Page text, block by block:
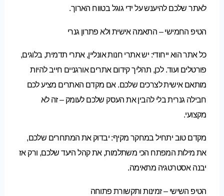
לאתר שלכם להיענש על ידי גוגל בטווח הארוך.
הטיפ החמישי – התאמה אישית ולא פתרון גנרי
כל אתר הוא ייחודי: יש אתרי חנות אונליין, אתרי תדמית, בלוגים,
פורטלים ועוד. לכן, תהליך קידום אתרים אורגניים חייב להיות
מותאם אישית לצרכים שלכם. אם מקדם האתרים מציע לכם
חבילה גנרית בלי להבין את העסק שלכם לעומק – זה לא
מקצועי.
מקדם טוב יתחיל במחקר מקיף: יבדוק את המתחרים שלכם,
את מילות המפתח הכי משתלמות, את קהל היעד שלכם, ורק אז
יבנה אסטרטגיה מתאימה.
הטיפ השישי – זמינות ותקשורת פתוחה